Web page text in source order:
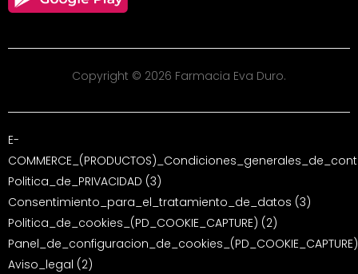
Copyright © 2026 Farmacia Eva Duro.
E-
Politica_de_PRIVACIDAD (3)
Consentimiento_para_el_tratamiento_de_datos (3)
Politica_de_cookies_(PD_COOKIE_CAPTURE) (2)
Panel_de_configuracion_de_cookies_(PD_COOKIE_CAPTURE)
Aviso_legal (2)